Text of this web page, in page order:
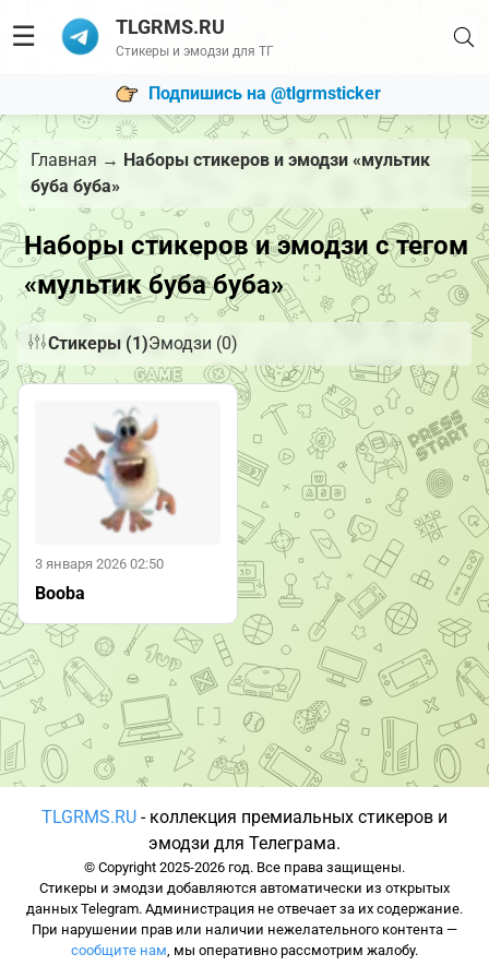
☰ TLGRMS.RU
Стикеры и эмодзи для ТГ
Подпишись на @tlgrmsticker
Главная → Наборы стикеров и эмодзи «мультик
буба буба»
Наборы стикеров и эмодзи с тегом
«мультик буба буба»
Стикеры (1)Эмодзи (0)
3 января 2026 02:50
Booba
TLGRMS.RU - коллекция премиальных стикеров и
эмодзи для Телеграма.
© Copyright 2025-2026 год. Все права защищены.
Стикеры и эмодзи добавляются автоматически из открытых
данных Telegram. Администрация не отвечает за их содержание.
При нарушении прав или наличии нежелательного контента —
сообщите нам, мы оперативно рассмотрим жалобу.